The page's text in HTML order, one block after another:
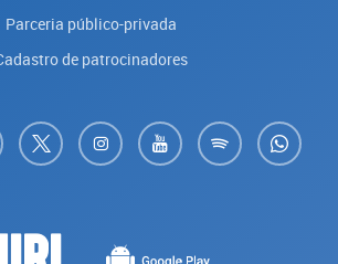
Parceria público-privada
de patrocinadores